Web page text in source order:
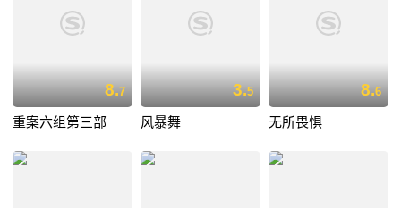
8.7
重案六组第三部
3.5
风暴舞
8.6
无所畏惧